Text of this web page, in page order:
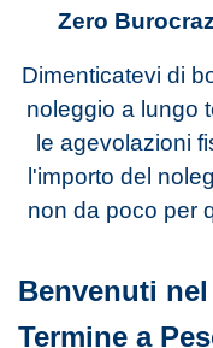
Zero
Dimenticatevi di
noleggio a lungo
le agevolazioni
l'importo del
non da poco per
Benvenuti
Termine a